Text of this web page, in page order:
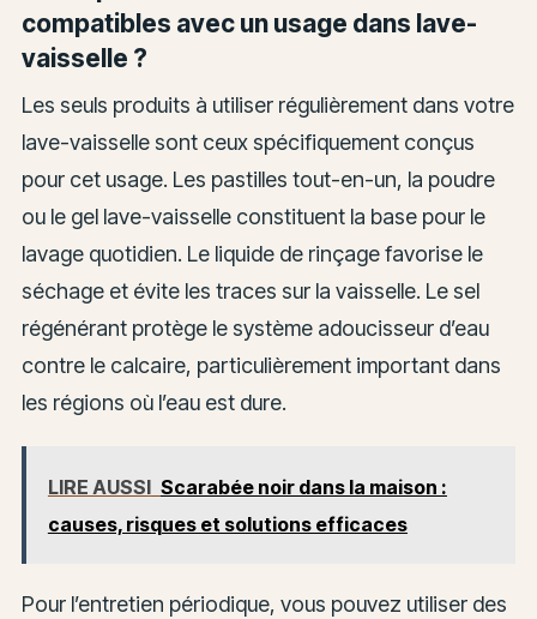
compatibles avec un usage dans lave-
vaisselle ?
Les seuls produits à utiliser régulièrement dans votre
lave-vaisselle sont ceux spécifiquement conçus
pour cet usage. Les pastilles tout-en-un, la poudre
ou le gel lave-vaisselle constituent la base pour le
lavage quotidien. Le liquide de rinçage favorise le
séchage et évite les traces sur la vaisselle. Le sel
régénérant protège le système adoucisseur d’eau
contre le calcaire, particulièrement important dans
les régions où l’eau est dure.
LIRE AUSSI Scarabée noir dans la maison :
causes, risques et solutions efficaces
Pour l’entretien périodique, vous pouvez utiliser des